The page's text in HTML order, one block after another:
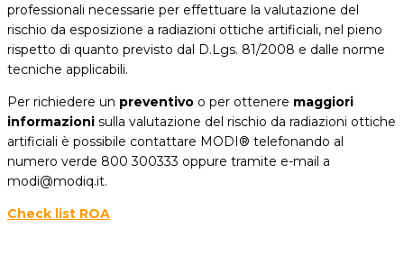
professionali necessarie per effettuare la valutazione del
rischio da esposizione a radiazioni ottiche artificiali, nel pieno
rispetto di quanto previsto dal D.Lgs. 81/2008 e dalle norme
tecniche applicabili.
Per richiedere un preventivo o per ottenere maggiori
informazioni sulla valutazione del rischio da radiazioni ottiche
artificiali è possibile contattare MODI® telefonando al
numero verde 800 300333 oppure tramite e-mail a
modi@modiq.it.
Check list ROA